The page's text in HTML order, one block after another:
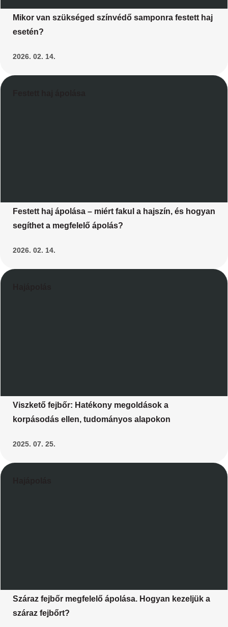
Mikor van szükséged színvédő samponra festett haj
esetén?
2026. 02. 14.
Festett haj ápolása – miért fakul a hajszín, és hogyan
segíthet a megfelelő ápolás?
2026. 02. 14.
Viszkető fejbőr: Hatékony megoldások a
korpásodás ellen, tudományos alapokon
2025. 07. 25.
Száraz fejbőr megfelelő ápolása. Hogyan kezeljük a
száraz fejbőrt?